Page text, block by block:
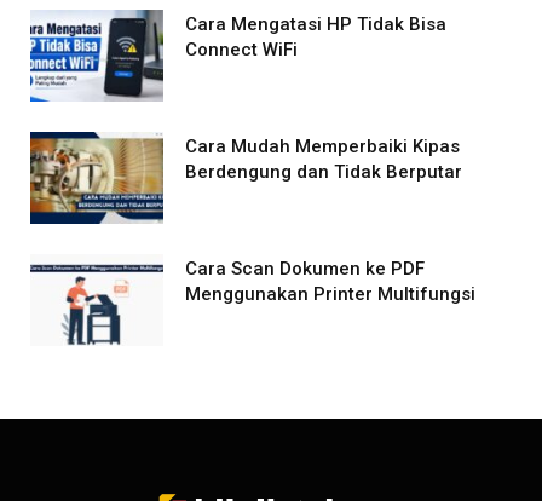
Cara Mengatasi HP Tidak Bisa
Connect WiFi
Cara Mudah Memperbaiki Kipas
Berdengung dan Tidak Berputar
Cara Scan Dokumen ke PDF
Menggunakan Printer Multifungsi